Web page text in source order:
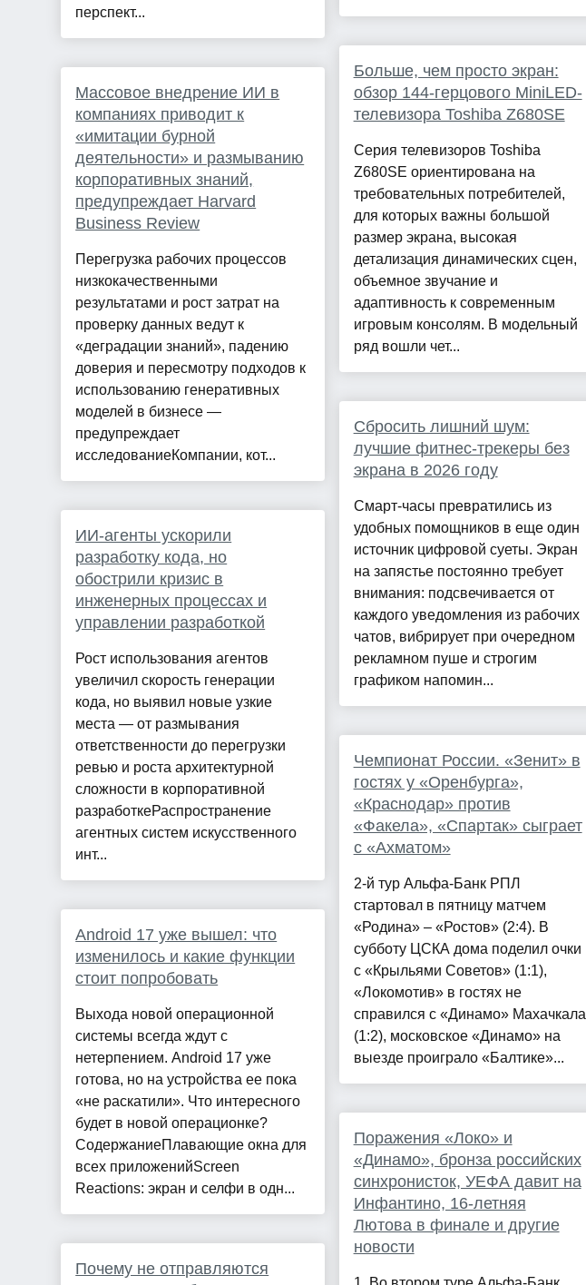
перспект...
Массовое внедрение ИИ в
компаниях приводит к
«имитации бурной
деятельности» и размыванию
корпоративных знаний,
предупреждает Harvard
Business Review
Перегрузка рабочих процессов
низкокачественными
результатами и рост затрат на
проверку данных ведут к
«деградации знаний», падению
доверия и пересмотру подходов к
использованию генеративных
моделей в бизнесе —
предупреждает
исследованиеКомпании, кот...
ИИ-агенты ускорили
разработку кода, но
обострили кризис в
инженерных процессах и
управлении разработкой
Рост использования агентов
увеличил скорость генерации
кода, но выявил новые узкие
места — от размывания
ответственности до перегрузки
ревью и роста архитектурной
сложности в корпоративной
разработкеРаспространение
агентных систем искусственного
инт...
Android 17 уже вышел: что
изменилось и какие функции
стоит попробовать
Выхода новой операционной
системы всегда ждут с
нетерпением. Android 17 уже
готова, но на устройства ее пока
«не раскатили». Что интересного
будет в новой операционке?
СодержаниеПлавающие окна для
всех приложенийScreen
Reactions: экран и селфи в одн...
Почему не отправляются
Больше, чем просто экран:
обзор 144-герцового MiniLED-
телевизора Toshiba Z680SE
Серия телевизоров Toshiba
Z680SE ориентирована на
требовательных потребителей,
для которых важны большой
размер экрана, высокая
детализация динамических сцен,
объемное звучание и
адаптивность к современным
игровым консолям. В модельный
ряд вошли чет...
Сбросить лишний шум:
лучшие фитнес-трекеры без
экрана в 2026 году
Смарт-часы превратились из
удобных помощников в еще один
источник цифровой суеты. Экран
на запястье постоянно требует
внимания: подсвечивается от
каждого уведомления из рабочих
чатов, вибрирует при очередном
рекламном пуше и строгим
графиком напомин...
Чемпионат России. «Зенит» в
гостях у «Оренбурга»,
«Краснодар» против
«Факела», «Спартак» сыграет
с «Ахматом»
2-й тур Альфа-Банк РПЛ
стартовал в пятницу матчем
«Родина» – «Ростов» (2:4). В
субботу ЦСКА дома поделил очки
с «Крыльями Советов» (1:1),
«Локомотив» в гостях не
справился с «Динамо» Махачкала
(1:2), московское «Динамо» на
выезде проиграло «Балтике»...
Поражения «Локо» и
«Динамо», бронза российских
синхронисток, УЕФА давит на
Инфантино, 16-летняя
Лютова в финале и другие
новости